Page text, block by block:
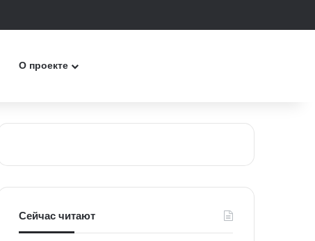
О проекте
Сейчас читают